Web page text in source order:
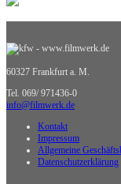
60327 Frankfurt a. M.
Tel. 069/ 971436-0
info@filmwerk.de
Kontakt
Impressum
Allgemeine
Datenschutzerklärung